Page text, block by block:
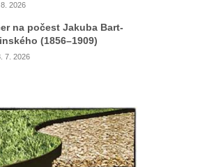
2026
na počest Jakuba Bart-
(1856–1909)
7. 2026